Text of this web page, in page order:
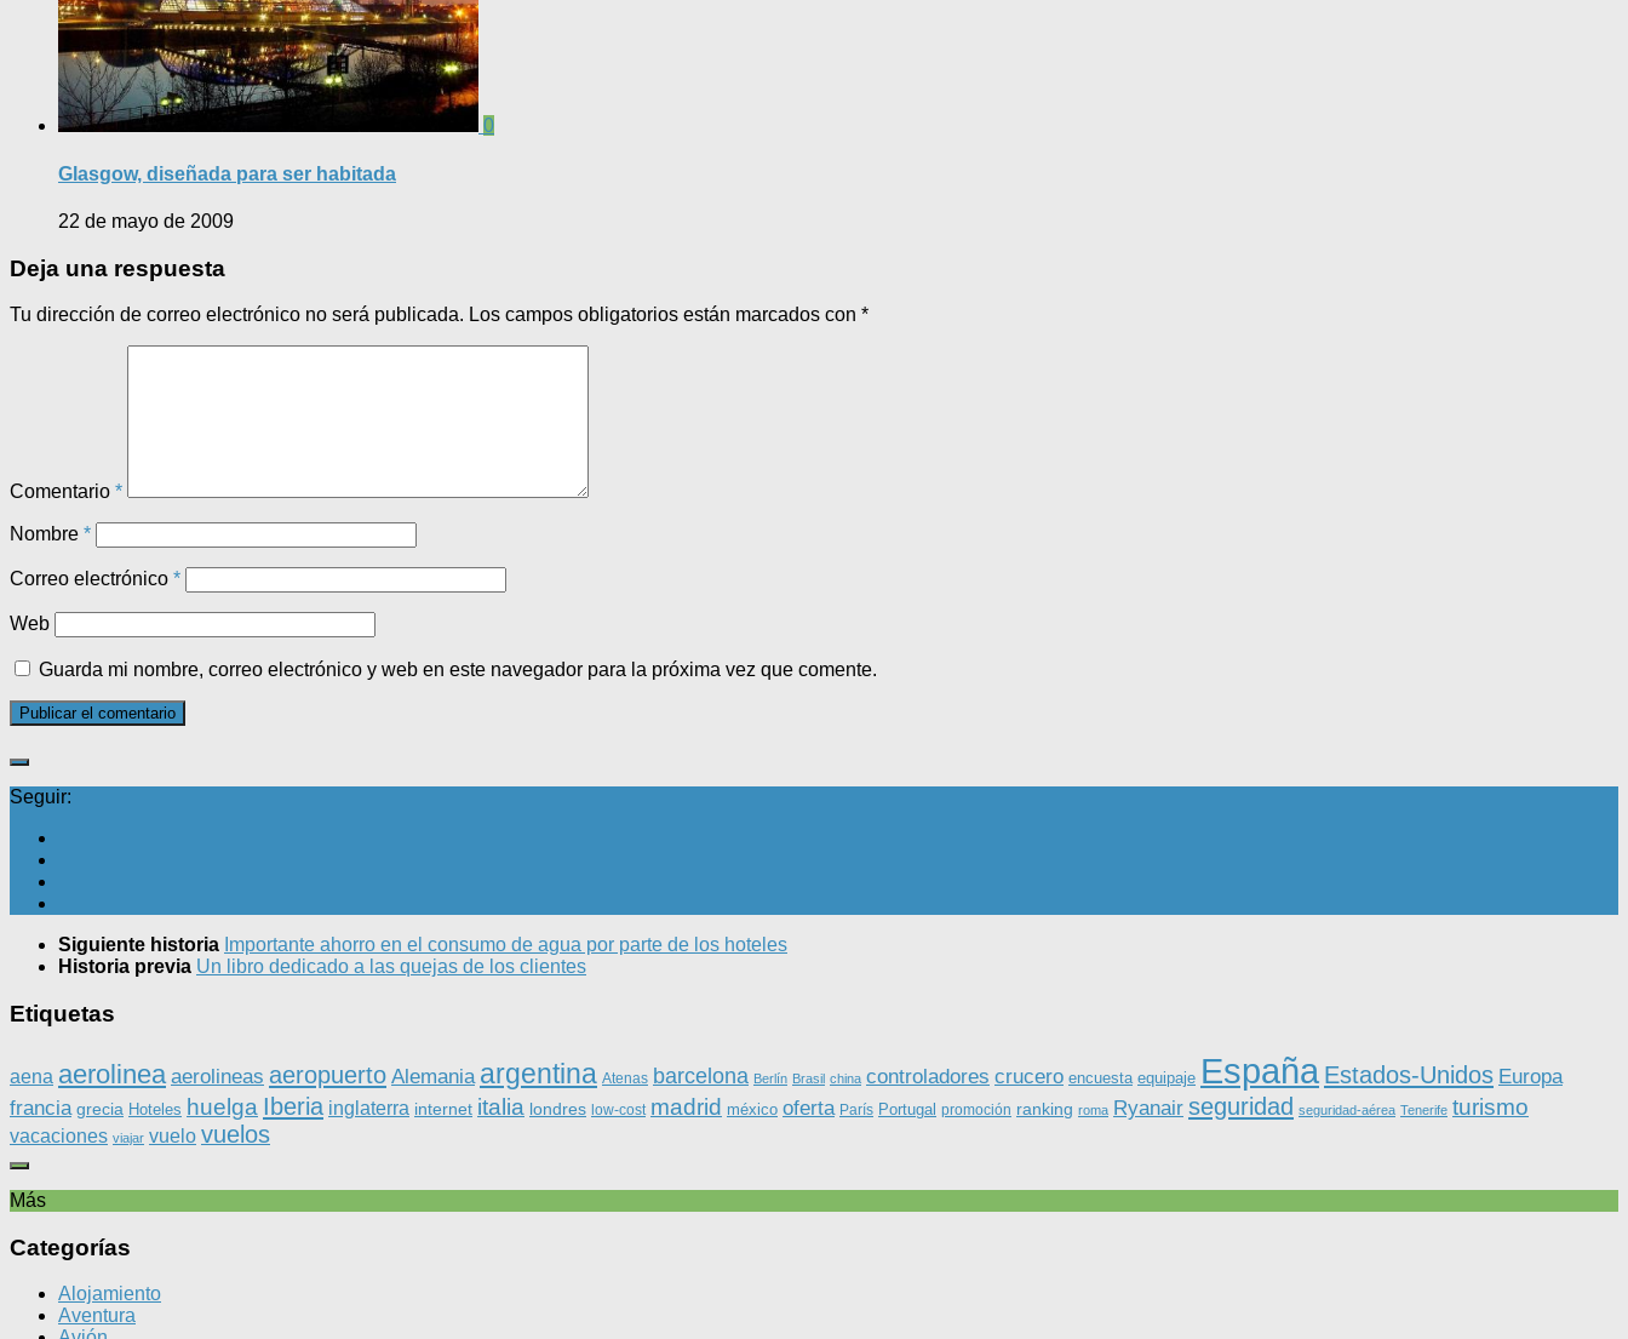
0
Glasgow, diseñada para ser habitada
22 de mayo de 2009
Deja una respuesta
Tu dirección de correo electrónico no será publicada. Los campos obligatorios están marcados con *
Comentario *
Nombre *
Correo electrónico *
Web
Guarda mi nombre, correo electrónico y web en este navegador para la próxima vez que comente.
Seguir:
Siguiente historia Importante ahorro en el consumo de agua por parte de los hoteles
Historia previa Un libro dedicado a las quejas de los clientes
Etiquetas
aena aerolinea aerolineas aeropuerto Alemania argentina Atenas barcelona Berlín Brasil china controladores crucero encuesta equipaje España Estados-Unidos Europa
francia grecia Hoteles huelga Iberia inglaterra internet italia londres low-cost madrid méxico oferta París Portugal promoción ranking roma Ryanair seguridad seguridad-aérea Tenerife turismo
vacaciones viajar vuelo vuelos
Más
Categorías
Alojamiento
Aventura